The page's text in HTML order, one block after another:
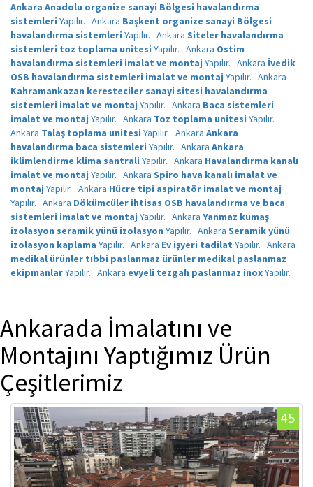
Ankara Anadolu organize sanayi Bölgesi havalandırma
sistemleri Yapılır. Ankara Başkent organize sanayi Bölgesi
havalandırma sistemleri Yapılır. Ankara Siteler havalandırma
sistemleri toz toplama unitesi Yapılır. Ankara Ostim
havalandırma sistemleri imalat ve montaj Yapılır. Ankara İvedik
OSB havalandırma sistemleri imalat ve montaj Yapılır. Ankara
Kahramankazan keresteciler sanayi sitesi havalandırma
sistemleri imalat ve montaj Yapılır. Ankara Baca sistemleri
imalat ve montaj Yapılır. Ankara Toz toplama unitesi Yapılır.
Ankara Talaş toplama unitesi Yapılır. Ankara Ankara
havalandırma baca sistemleri Yapılır. Ankara Ankara
iklimlendirme klima santrali Yapılır. Ankara Havalandırma kanalı
imalat ve montaj Yapılır. Ankara Spiro hava kanalı imalat ve
montaj Yapılır. Ankara Hücre tipi aspiratör imalat ve montaj
Yapılır. Ankara Dökümcüler ihtisas OSB havalandırma ve baca
sistemleri imalat ve montaj Yapılır. Ankara Yanmaz kumaş
izolasyon seramik yünü izolasyon Yapılır. Ankara Seramik yünü
izolasyon kaplama Yapılır. Ankara Ev işyeri tadilat Yapılır. Ankara
medikal ürünler tıbbi paslanmaz ürünler medikal paslanmaz
ekipmanlarYapılır. Ankara evyeli tezgah paslanmaz inoxYapılır.
Ankarada İmalatını ve
Montajını Yaptığımız Ürün
Çeşitlerimiz
45